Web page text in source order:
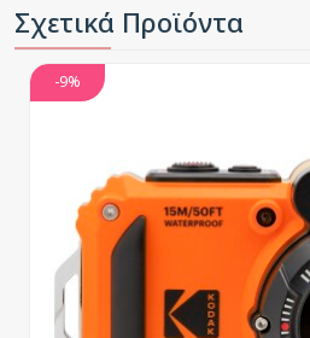
Σχετικά Προϊόντα
-9%